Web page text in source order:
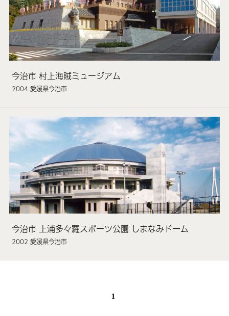
今治市 村上海賊ミュージアム
2004 愛媛県今治市
今治市 上浦多々羅スポーツ公園 しまなみドーム
2002 愛媛県今治市
1